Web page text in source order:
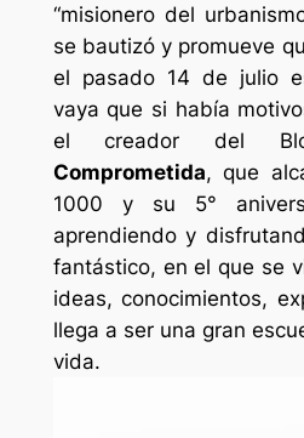
“misionero del
se bautizó y promueve
el pasado 14 de julio
vaya que si había
el creador del
Comprometida, que
1000 y su 5°
aprendiendo y
fantástico, en el que se
ideas, conocimientos,
llega a ser una gran
vida.